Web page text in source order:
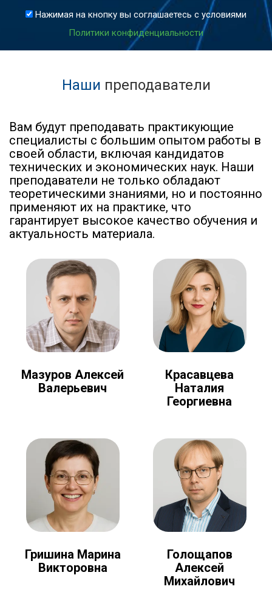
Нажимая на кнопку вы соглашаетесь с условиями
Политики конфиденциальности
Наши преподаватели
Вам будут преподавать практикующие
специалисты с большим опытом работы в
своей области, включая кандидатов
технических и экономических наук. Наши
преподаватели не только обладают
теоретическими знаниями, но и постоянно
применяют их на практике, что
гарантирует высокое качество обучения и
актуальность материала.
Мазуров Алексей
Валерьевич
Красавцева
Наталия
Георгиевна
Гришина Марина
Викторовна
Голощапов
Алексей
Михайлович